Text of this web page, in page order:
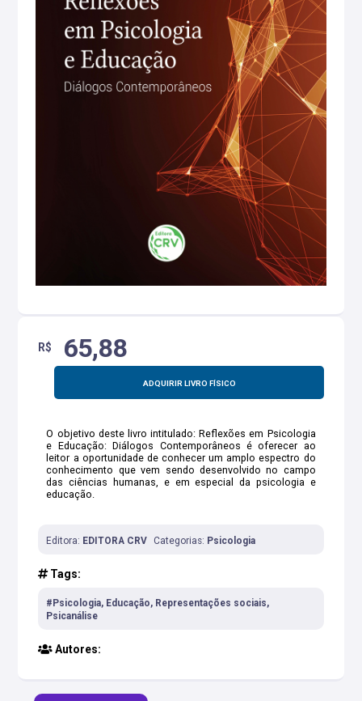
R$ 65,88
ADQUIRIR LIVRO FÍSICO
O objetivo deste livro intitulado: Reflexões em Psicologia
e Educação: Diálogos Contemporâneos é oferecer ao
leitor a oportunidade de conhecer um amplo espectro do
conhecimento que vem sendo desenvolvido no campo
das ciências humanas, e em especial da psicologia e
educação.
Editora: EDITORA CRV Categorias: Psicologia
Tags:
#Psicologia, Educação, Representações sociais,
Psicanálise
Autores: